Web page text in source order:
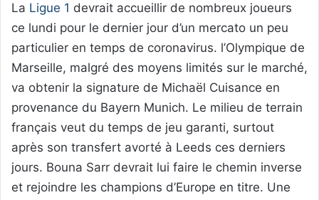
La Ligue 1 devrait accueillir de nombreux joueurs
ce lundi pour le dernier jour d’un mercato un peu
particulier en temps de coronavirus. l’Olympique de
Marseille, malgré des moyens limités sur le marché,
va obtenir la signature de Michaël Cuisance en
provenance du Bayern Munich. Le milieu de terrain
français veut du temps de jeu garanti, surtout
après son transfert avorté à Leeds ces derniers
jours. Bouna Sarr devrait lui faire le chemin inverse
et rejoindre les champions d’Europe en titre. Une